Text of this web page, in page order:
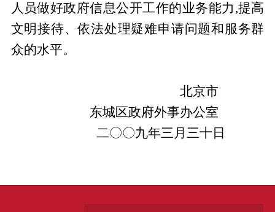
人员做好政府信息公开工作的业务能力,提高
文明接待、依法处理疑难申请问题和服务群
众的水平。
北京市
东城区政府外事办公室
二〇〇九年三月三十日